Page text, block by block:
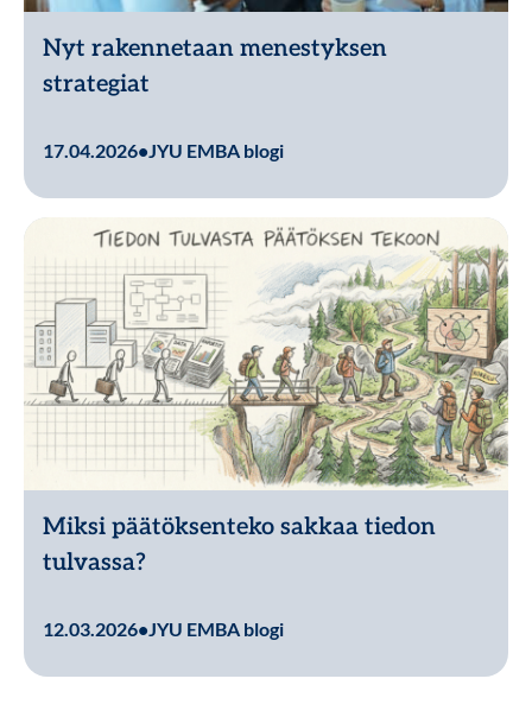
Nyt rakennetaan menestyksen
strategiat
17.04.2026•JYU EMBA blogi
Miksi päätöksenteko sakkaa tiedon
tulvassa?
12.03.2026•JYU EMBA blogi